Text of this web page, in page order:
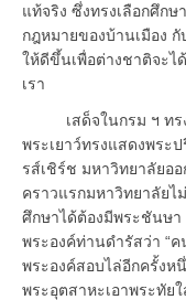
แท้จริง ซึ่งทรงเลือกศึก
กฎหมายของบ้านเมือง
ให้ดีขึ้นเพื่อต่างชาติจะไ
เรา
เสด็จในกรม ฯ ทรง
พระเยาว์ทรงแสดงพระ
รส์เชิร์ช มหาวิทยาลัยอ
คราวแรกมหาวิทยาลัยไ
ศึกษาได้ต้องมีพระชันษ
พระองค์ท่านดำรัสว่า “ค
พระองค์สอบไล่อีกครั้งห
พระอุตสาหะเอาพระทัย